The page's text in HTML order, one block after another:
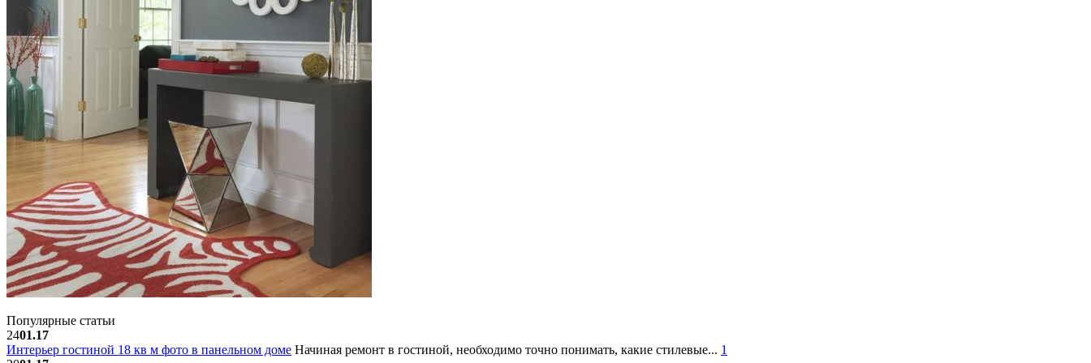
Популярные статьи
2401.17
Интерьер гостиной 18 кв м фото в панельном доме Начиная ремонт в гостиной, необходимо точно понимать, какие стилевые... 1